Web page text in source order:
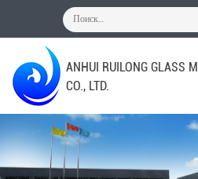
ANHUI RUILONG GLASS
CO., LTD.